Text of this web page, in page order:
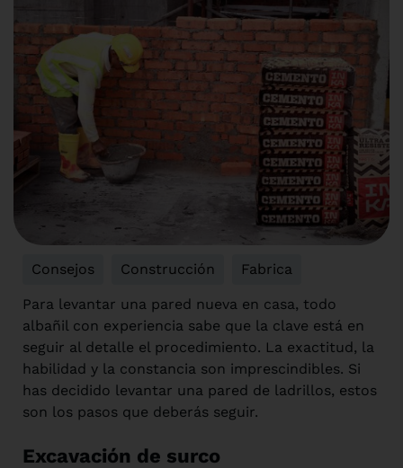
Consejos Construcción Fabrica
Para levantar una pared nueva en casa, todo
albañil con experiencia sabe que la clave está en
seguir al detalle el procedimiento. La exactitud, la
habilidad y la constancia son imprescindibles. Si
has decidido levantar una pared de ladrillos, estos
son los pasos que deberás seguir.
Excavación de surco